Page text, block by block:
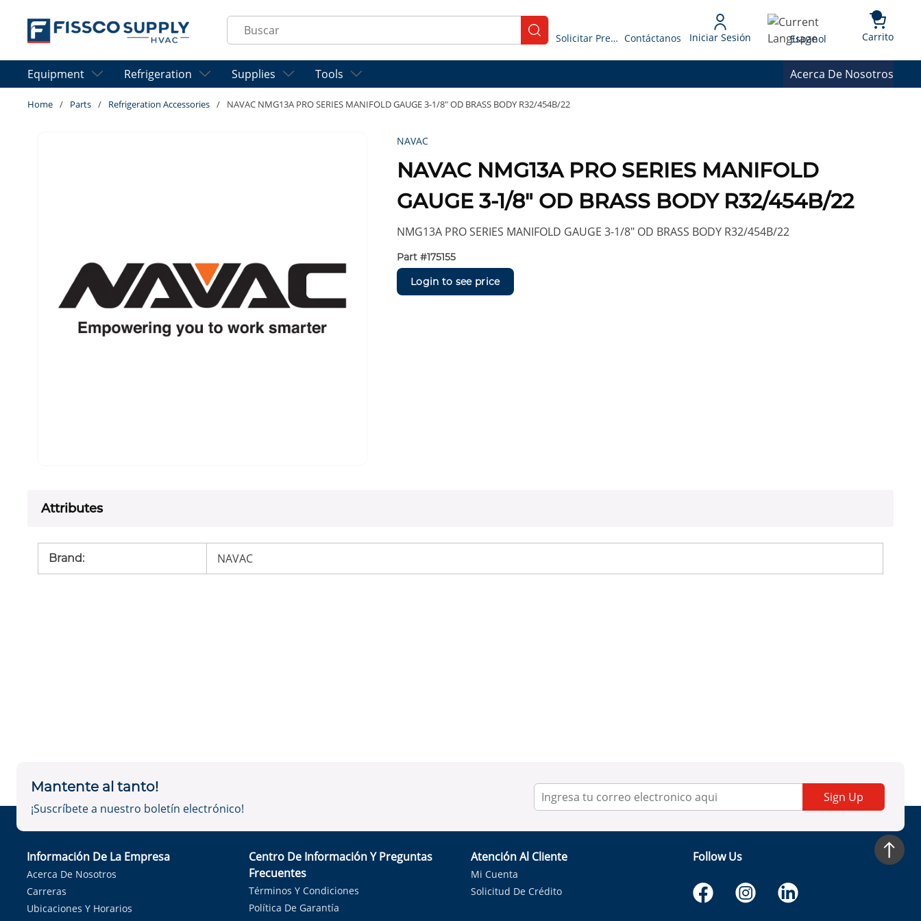
Skip to main content
Site Search
submit search
Solicitar Presupuesto Contáctanos Iniciar Sesión Language
Espanol Carrito{0}
Equipment Refrigeration Supplies Tools Acerca De Nosotros
Home / Parts / Refrigeration Accessories / NAVAC NMG13A PRO SERIES MANIFOLD GAUGE 3-1/8" OD BRASS BODY R32/454B/22
NAVAC
NAVAC NMG13A PRO SERIES MANIFOLD
GAUGE 3-1/8" OD BRASS BODY R32/454B/22
NMG13A PRO SERIES MANIFOLD GAUGE 3-1/8" OD BRASS BODY R32/454B/22
Part #175155
Login to see price
Attributes
Brand: NAVAC
Mantente al tanto!
¡Suscríbete a nuestro boletín electrónico!
Sign Up
Información De La Empresa
Acerca De Nosotros
Carreras
Ubicaciones Y Horarios
Centro De Información Y Preguntas
Frecuentes
Términos Y Condiciones
Política De Garantía
Atención Al Cliente
Mi Cuenta
Solicitud De Crédito
Follow Us